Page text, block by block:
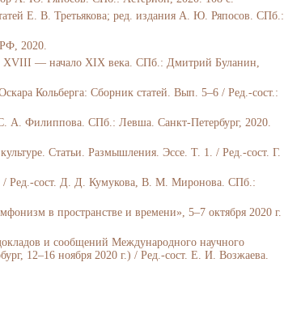
Е. В. Третьякова; ред. издания А. Ю. Ряпосов. СПб.:
2020.
XVIII — начало XIX века. СПб.: Дмитрий Буланин,
Кольберга: Сборник статей. Вып. 5–6 / Ред.-сост.:
А. Филиппова. СПб.: Левша. Санкт-Петербург, 2020.
Статьи. Размышления. Эссе. Т. 1. / Ред.‑сост. Г.
/ Ред.-сост. Д. Д. Кумукова, В. М. Миронова. СПб.:
в пространстве и времени», 5–7 октября 2020 г.
и сообщений Международного научного
12–16 ноября 2020 г.) / Ред.-сост. Е. И. Возжаева.